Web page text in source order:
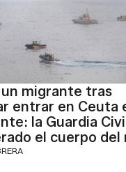
migrante tras
entrar en Ceuta
la Guardia
el cuerpo del